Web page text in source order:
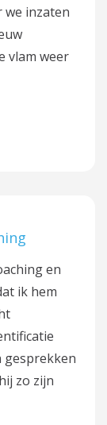
we inzaten
vlam weer
en
ik hem
gesprekken
zo zijn